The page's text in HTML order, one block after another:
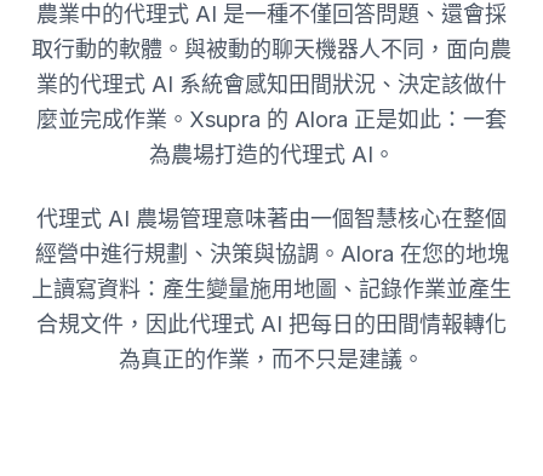
農業中的代理式 AI 是一種不僅回答問題、還會採
取行動的軟體。與被動的聊天機器人不同，面向農
業的代理式 AI 系統會感知田間狀況、決定該做什
麼並完成作業。Xsupra 的 Alora 正是如此：一套
為農場打造的代理式 AI。
代理式 AI 農場管理意味著由一個智慧核心在整個
經營中進行規劃、決策與協調。Alora 在您的地塊
上讀寫資料：產生變量施用地圖、記錄作業並產生
合規文件，因此代理式 AI 把每日的田間情報轉化
為真正的作業，而不只是建議。